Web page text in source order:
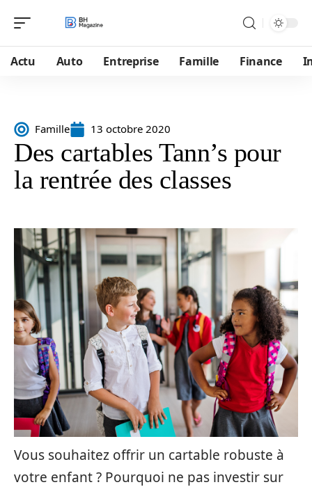
Actu Auto Entreprise Famille Finance
Famille 13 octobre 2020
Des cartables Tann’s pour
la rentrée des classes
Vous souhaitez offrir un cartable robuste à
votre enfant ? Pourquoi ne pas investir sur